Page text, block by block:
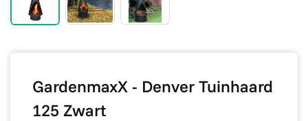
GardenmaxX - Denver Tuinhaard
125 Zwart